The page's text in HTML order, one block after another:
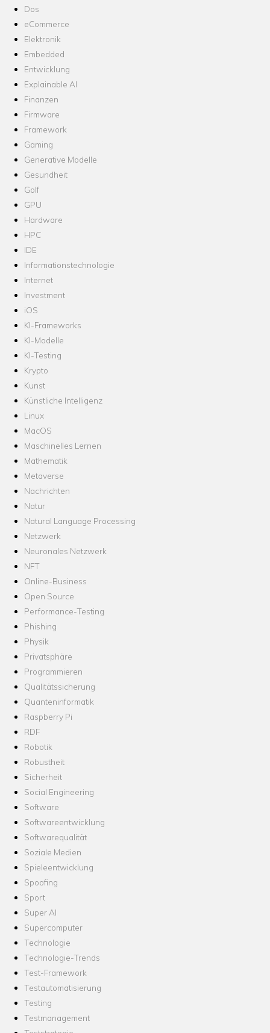
Dos
eCommerce
Elektronik
Embedded
Entwicklung
Explainable AI
Finanzen
Firmware
Framework
Gaming
Generative Modelle
Gesundheit
Golf
GPU
Hardware
HPC
IDE
Informationstechnologie
Internet
Investment
iOS
KI-Frameworks
KI-Modelle
KI-Testing
Krypto
Kunst
Künstliche Intelligenz
Linux
MacOS
Maschinelles Lernen
Mathematik
Metaverse
Nachrichten
Natur
Natural Language Processing
Netzwerk
Neuronales Netzwerk
NFT
Online-Business
Open Source
Performance-Testing
Phishing
Physik
Privatsphäre
Programmieren
Qualitätssicherung
Quanteninformatik
Raspberry Pi
RDF
Robotik
Robustheit
Sicherheit
Social Engineering
Software
Softwareentwicklung
Softwarequalität
Soziale Medien
Spieleentwicklung
Spoofing
Sport
Super AI
Supercomputer
Technologie
Technologie-Trends
Test-Framework
Testautomatisierung
Testing
Testmanagement